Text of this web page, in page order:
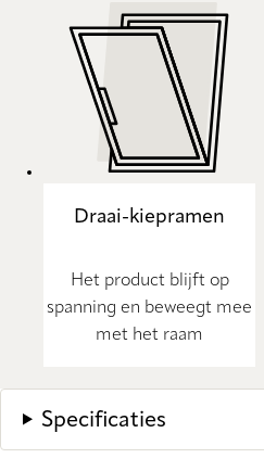
Draai-kiepramen
Het product blijft op
spanning en beweegt mee
met het raam
Specificaties